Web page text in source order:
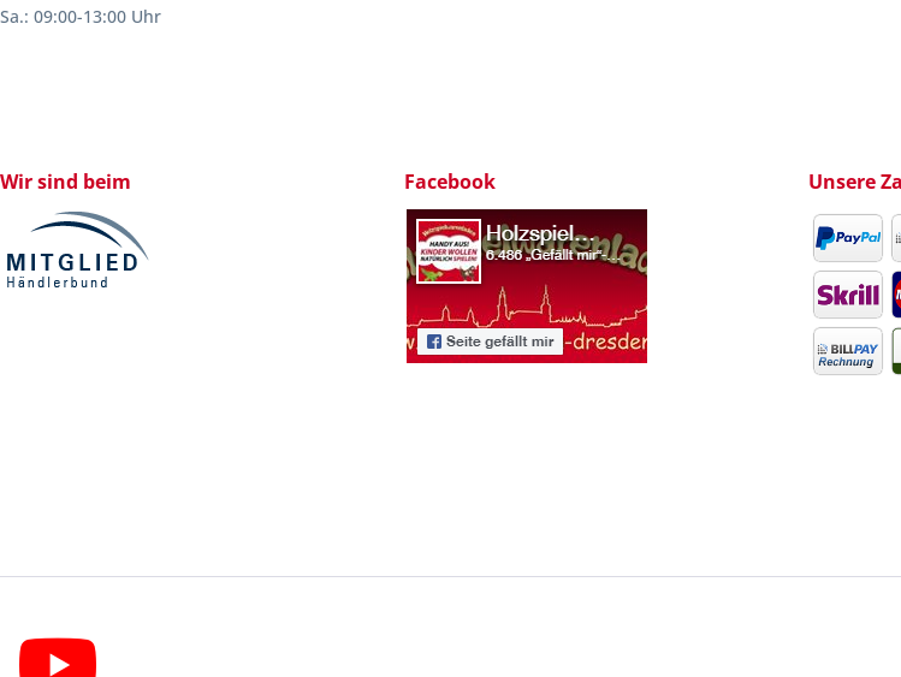
Sa.: 09:00-13:00 Uhr
Wir sind beim Facebook Unsere